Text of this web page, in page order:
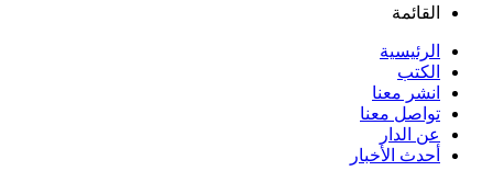
القائمة
الرئيسية
الكتب
انشر معنا
تواصل معنا
عن الدار
أحدث الأخبار